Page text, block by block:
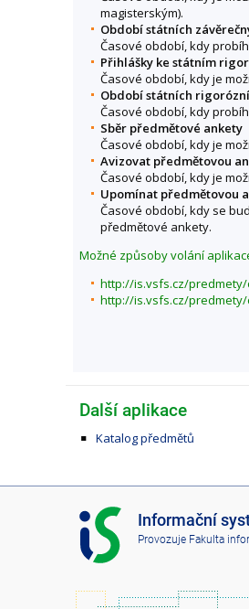
magisterským).
Období státních
Časové období, kdy
Přihlášky ke státním
Časové období, kdy je
Období státních
Časové období, kdy
Sběr předmětové ankety
Časové období, kdy je
Avizovat předmětovou
Časové období, kdy je
Upomínat předmětovou
Časové období, kdy se
předmětové ankety.
Možné způsoby volání
http://is.vsfs.cz/
http://is.vsfs.cz/predmety/
Další aplikace
Katalog předmětů
I
S
V
F
Informační
Provozuje Fakulta